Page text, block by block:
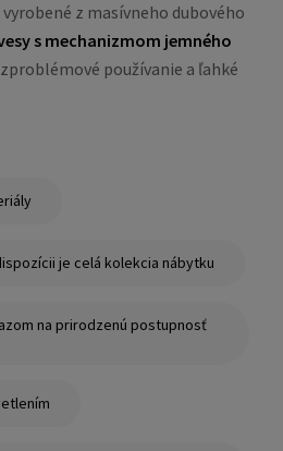
z masívneho dubového
s mechanizmom jemného
používanie a ľahké
je celá kolekcia nábytku
na prirodzenú postupnosť